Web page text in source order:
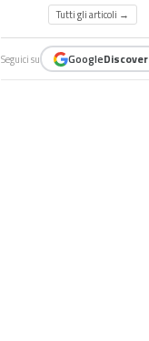
Tutti gli articoli →
Seguici su GoogleDiscover